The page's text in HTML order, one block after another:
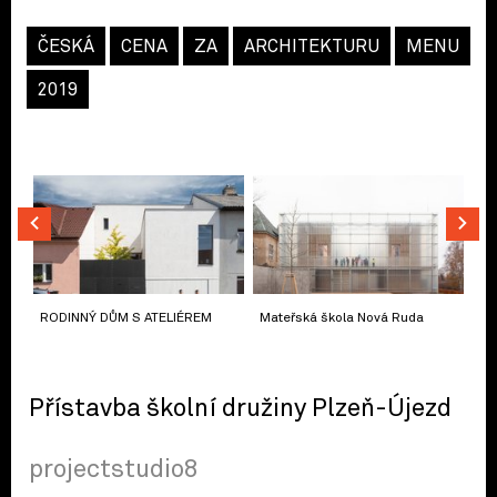
ČESKÁ CENA ZA ARCHITEKTURU
2019
MENU
RODINNÝ DŮM S ATELIÉREM Mateřská škola Nová Ruda
Přístavba školní družiny Plzeň-Újezd
projectstudio8